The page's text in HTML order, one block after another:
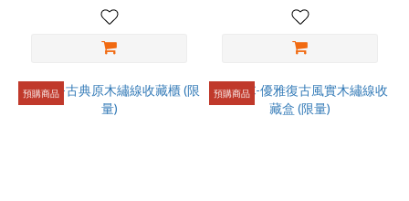
預購商品 預購商品